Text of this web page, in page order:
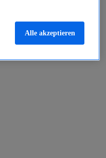
Alle akzeptieren